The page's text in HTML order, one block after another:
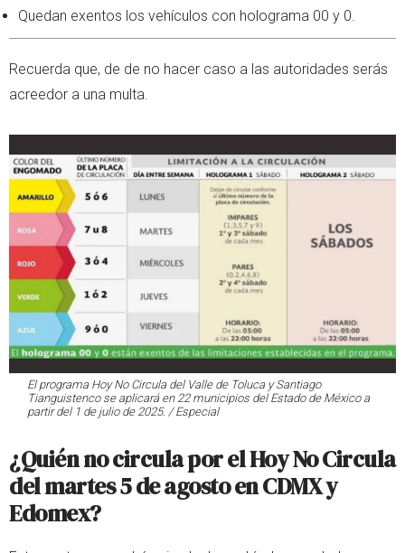
Quedan exentos los vehículos con holograma 00 y 0.
Recuerda que, de de no hacer caso a las autoridades serás
acreedor a una multa.
El programa Hoy No Circula del Valle de Toluca y Santiago
Tianguistenco se aplicará en 22 municipios del Estado de México a
partir del 1 de julio de 2025. / Especial
¿Quién no circula por el Hoy No Circula
del martes 5 de agosto en CDMX y
Edomex?